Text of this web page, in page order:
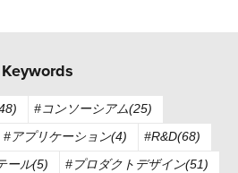
Keywords
#コンソーシアム(25)
#アプリケーション(4)
#R&D(68)
ール(5)
#プロダクトデザイン(51)